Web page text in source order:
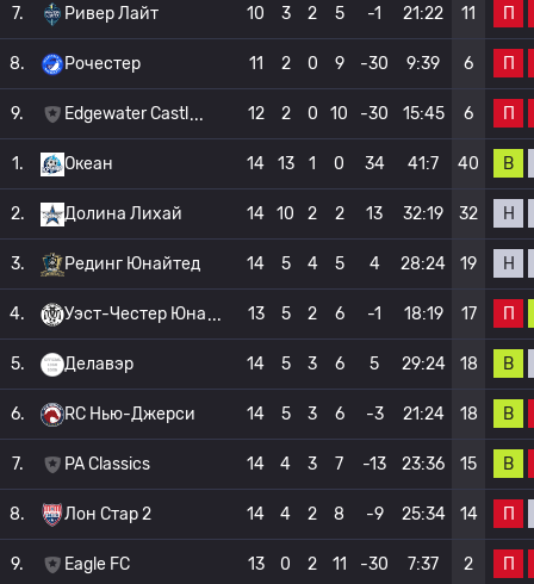
7. Ривер Лайт 10 3 2 5 -1 21:22 11 П
8. Рочестер 11 2 0 9 -30 9:39 6 П
9. Edgewater Castl 12 2 0 10 -30 15:45 6 П
1. Океан 14 13 1 0 34 41:7 40 В
2. Долина Лихай 14 10 2 2 13 32:19 32 Н
3. Рединг Юнайтед 14 5 4 5 4 28:24 19 Н
4. Уэст-Честер Юна 13 5 2 6 -1 18:19 17 П
5. Делавэр 14 5 3 6 5 29:24 18 В
6. RC Нью-Джерси 14 5 3 6 -3 21:24 18 В
7. PA Classics 14 4 3 7 -13 23:36 15 В
8. Лон Стар 2 14 4 2 8 -9 25:34 14 П
9. Eagle FC 13 0 2 11 -30 7:37 2 П